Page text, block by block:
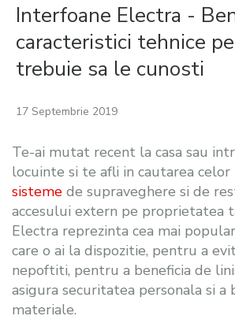
Interfoane Electra -
caracteristici tehnice
trebuie sa le cunosti
17 Septembrie 2019
Te-ai mutat recent la casa sau
locuinte si te afli in cautarea celor
sisteme de supraveghere si de
accesului extern pe proprietatea
Electra reprezinta cea mai
care o ai la dispozitie, pentru a
nepoftiti, pentru a beneficia de
asigura securitatea personala si
materiale.